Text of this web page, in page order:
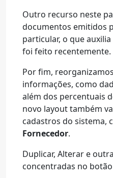
Outro recurso neste
documentos emitidos
particular, o que
foi feito recentemente.
Por fim,
informações, como
além dos percentuais
novo layout também
cadastros do sistema,
Fornecedor.
Duplicar, Alterar e
concentradas no botão